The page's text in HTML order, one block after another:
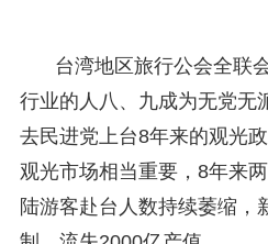
台湾地区旅行公会全联
行业的人八、九成为无党无
去民进党上台8年来的观光
观光市场相当重要，8年来
陆游客赴台人数持续萎缩，